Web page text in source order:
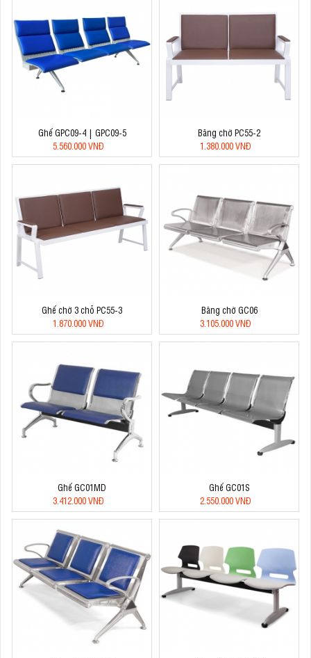
Ghế GPC09-4 | GPC09-5
5.560.000 VNĐ
Băng chờ PC55-2
1.380.000 VNĐ
Ghế chờ 3 chỗ PC55-3
1.870.000 VNĐ
Băng chờ GC06
3.105.000 VNĐ
Ghế GC01MD
3.412.000 VNĐ
Ghế GC01S
2.550.000 VNĐ